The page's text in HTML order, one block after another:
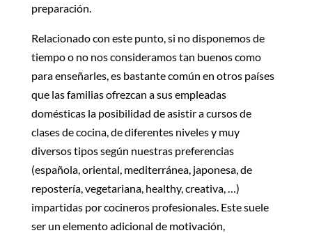
preparación.
Relacionado con este punto, si no disponemos de
tiempo o no nos consideramos tan buenos como
para enseñarles, es bastante común en otros países
que las familias ofrezcan a sus empleadas
domésticas la posibilidad de asistir a cursos de
clases de cocina, de diferentes niveles y muy
diversos tipos según nuestras preferencias
(española, oriental, mediterránea, japonesa, de
repostería, vegetariana, healthy, creativa, …)
impartidas por cocineros profesionales. Este suele
ser un elemento adicional de motivación,